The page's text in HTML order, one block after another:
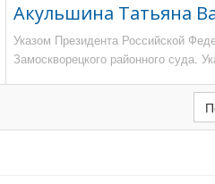
Акульшина Татьяна
Указом Президента Российской
Замоскворецкого районного суда.